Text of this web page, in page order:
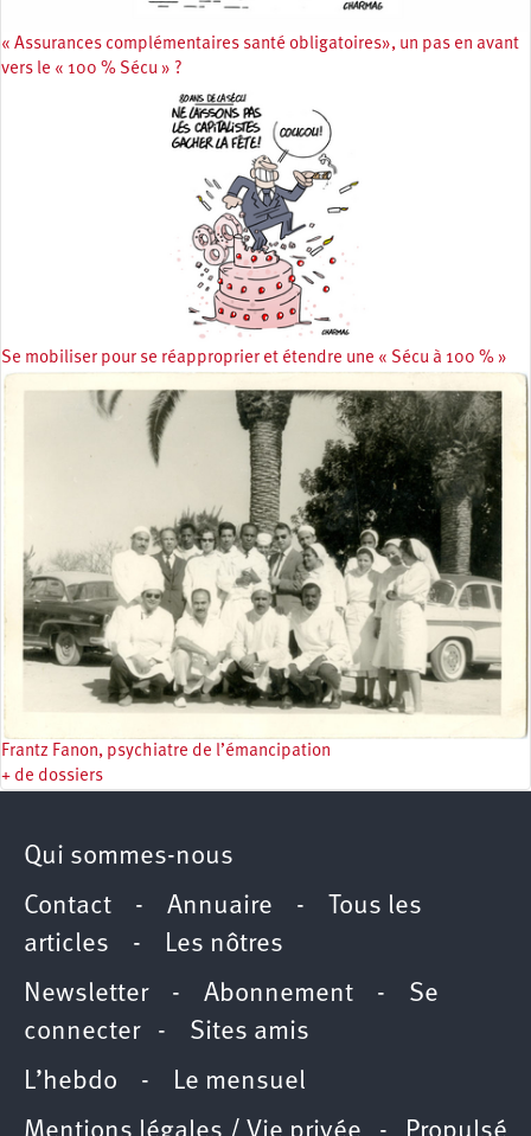
« Assurances complémentaires santé obligatoires», un pas en avant
vers le « 100 % Sécu » ?
Se mobiliser pour se réapproprier et étendre une « Sécu à 100 % »
Frantz Fanon, psychiatre de l’émancipation
+ de dossiers
Qui sommes-nous
Contact - Annuaire -
Tous les
articles - Les nôtres
Newsletter- Abonnement - Se
connecter- Sites amis
L’hebdo - Le mensuel